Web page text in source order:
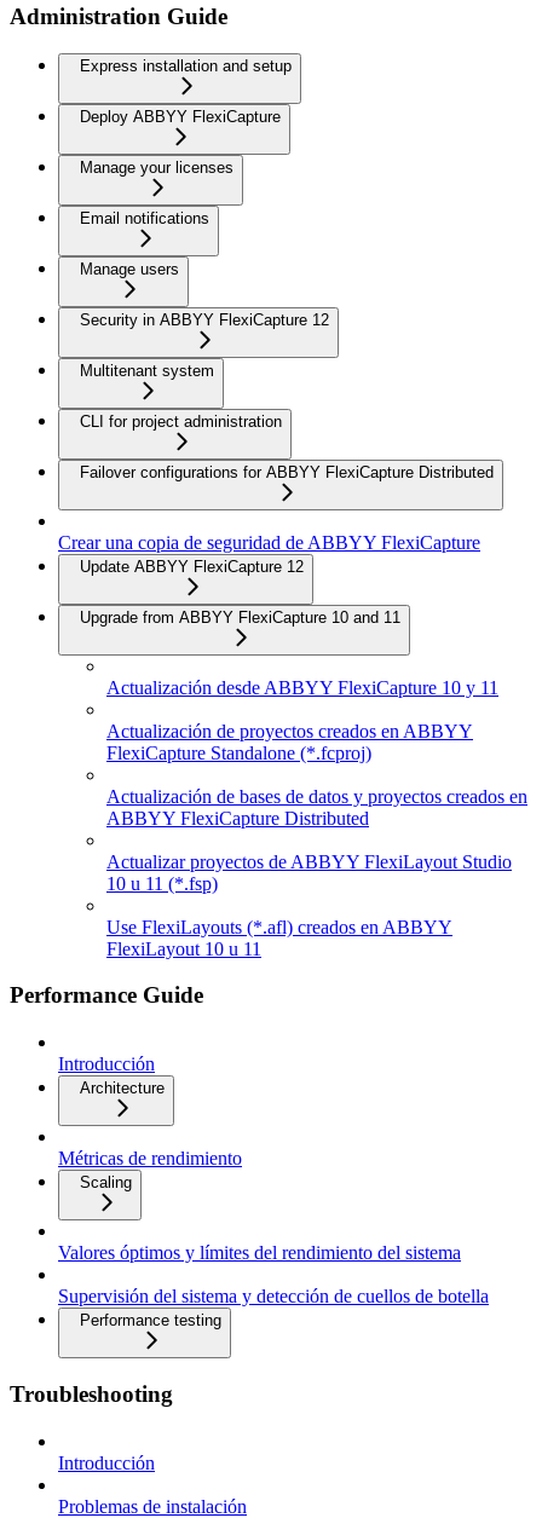
Administration Guide
Express installation and setup
Deploy ABBYY FlexiCapture
Manage your licenses
Email notifications
Manage users
Security in ABBYY FlexiCapture 12
Multitenant system
CLI for project administration
Failover configurations for ABBYY FlexiCapture Distributed
Crear una copia de seguridad de ABBYY FlexiCapture
Update ABBYY FlexiCapture 12
Upgrade from ABBYY FlexiCapture 10 and 11
Actualización desde ABBYY FlexiCapture 10 y 11
Actualización de proyectos creados en ABBYY
FlexiCapture Standalone (*.fcproj)
Actualización de bases de datos y proyectos creados en
ABBYY FlexiCapture Distributed
Actualizar proyectos de ABBYY FlexiLayout Studio
10 u 11 (*.fsp)
Use FlexiLayouts (*.afl) creados en ABBYY
FlexiLayout 10 u 11
Performance Guide
Introducción
Architecture
Métricas de rendimiento
Scaling
Valores óptimos y límites del rendimiento del sistema
Supervisión del sistema y detección de cuellos de botella
Performance testing
Troubleshooting
Introducción
Problemas de instalación